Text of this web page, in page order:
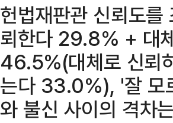
헌법재판관 신뢰도
뢰한다 29.8% + 대
46.5%(대체로 신뢰
는다 33.0%), '잘 모
와 불신 사이의 격차